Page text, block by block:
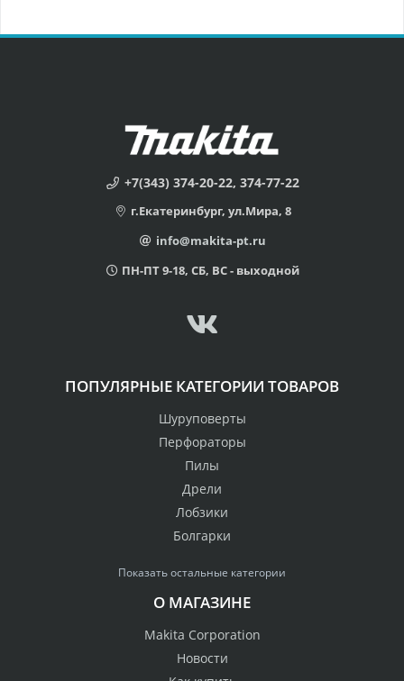
+7(343) 374-20-22, 374-77-22
г.Екатеринбург, ул.Мира, 8
info@makita-pt.ru
ПН-ПТ 9-18, СБ, ВС - выходной
ПОПУЛЯРНЫЕ КАТЕГОРИИ ТОВАРОВ
Шуруповерты
Перфораторы
Пилы
Дрели
Лобзики
Болгарки
Показать остальные категории
О МАГАЗИНЕ
Makita Corporation
Новости